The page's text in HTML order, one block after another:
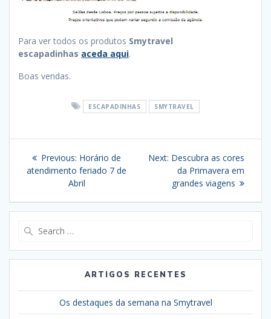
Para ver todos os produtos Smytravel
escapadinhas aceda aqui.
Boas vendas.
ESCAPADINHAS SMYTRAVEL
Navegação
de
artigos
Previous: Previous
post:
Horário de
atendimento feriado 7 de
Abril
Next: Next
post:
Descubra as cores
da Primavera em
grandes viagens
ARTIGOS RECENTES
Os destaques da semana na Smytravel